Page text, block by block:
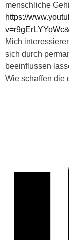
menschliche
https://
Mich
sich durch
beeinflussen
Wie schaffen die